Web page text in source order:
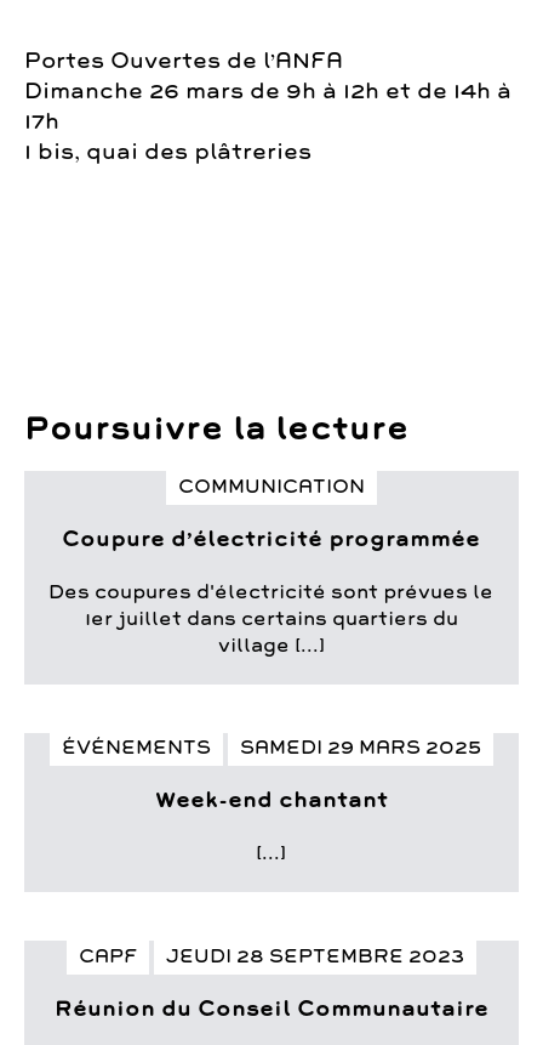
Portes Ouvertes de l’ANFA
Dimanche 26 mars de 9h à 12h et de 14h à
17h
1 bis, quai des plâtreries
Poursuivre la lecture
COMMUNICATION
Coupure d’électricité programmée
Des coupures d'électricité sont prévues le
1er juillet dans certains quartiers du
village [...]
ÉVÉNEMENTS SAMEDI 29 MARS 2025
Week-end chantant
[...]
CAPF JEUDI 28 SEPTEMBRE 2023
Réunion du Conseil Communautaire